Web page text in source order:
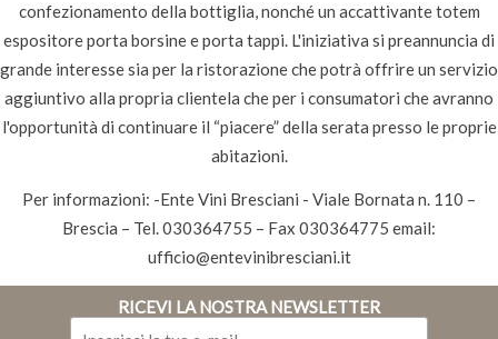
confezionamento della bottiglia, nonché un accattivante totem
espositore porta borsine e porta tappi. L'iniziativa si preannuncia di
grande interesse sia per la ristorazione che potrà offrire un servizio
aggiuntivo alla propria clientela che per i consumatori che avranno
l'opportunità di continuare il “piacere” della serata presso le proprie
abitazioni.
Per informazioni: -Ente Vini Bresciani - Viale Bornata n. 110 –
Brescia – Tel. 030364755 – Fax 030364775 email:
ufficio@entevinibresciani.it
RICEVI LA NOSTRA NEWSLETTER